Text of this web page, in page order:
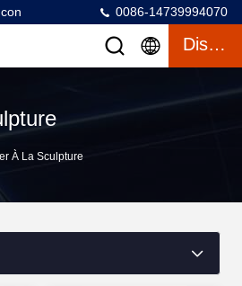
0086-14739994070
Discuter
À La Sculpture